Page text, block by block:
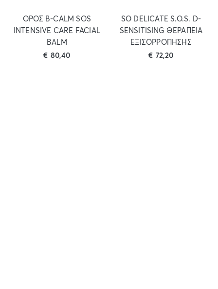
ΟΡΟΣ B-CALM SOS
INTENSIVE CARE FACIAL
BALM
€ 80,40
SO DELICATE S.O.S. D-
SENSITISING ΘΕΡΑΠΕΙΑ
ΕΞΙΣΟΡΡΟΠΗΣΗΣ
€ 72,20